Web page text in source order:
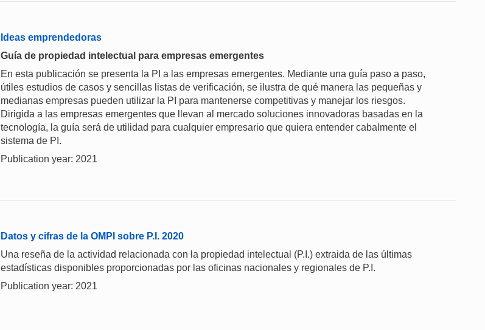
Ideas emprendedoras
Guía de propiedad intelectual para empresas emergentes
En esta publicación se presenta la PI a las empresas emergentes. Mediante una guía paso a paso,
útiles estudios de casos y sencillas listas de verificación, se ilustra de qué manera las pequeñas y
medianas empresas pueden utilizar la PI para mantenerse competitivas y manejar los riesgos.
Dirigida a las empresas emergentes que llevan al mercado soluciones innovadoras basadas en la
tecnología, la guía será de utilidad para cualquier empresario que quiera entender cabalmente el
sistema de PI.
Publication year: 2021
Datos y cifras de la OMPI sobre P.I. 2020
Una reseña de la actividad relacionada con la propiedad intelectual (P.I.) extraida de las últimas
estadísticas disponibles proporcionadas por las oficinas nacionales y regionales de P.I.
Publication year: 2021